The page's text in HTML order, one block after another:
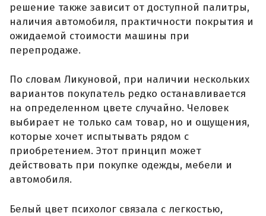
решение также зависит от доступной палитры,
наличия автомобиля, практичности покрытия и
ожидаемой стоимости машины при
перепродаже.
По словам Ликуновой, при наличии нескольких
вариантов покупатель редко останавливается
на определенном цвете случайно. Человек
выбирает не только сам товар, но и ощущения,
которые хочет испытывать рядом с
приобретением. Этот принцип может
действовать при покупке одежды, мебели и
автомобиля.
Белый цвет психолог связала с легкостью,